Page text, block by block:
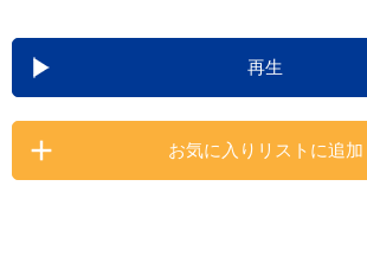
DAMの新曲・ランキングな
カラオケ最新情報をチェック
再生
お気に入りリストに追加